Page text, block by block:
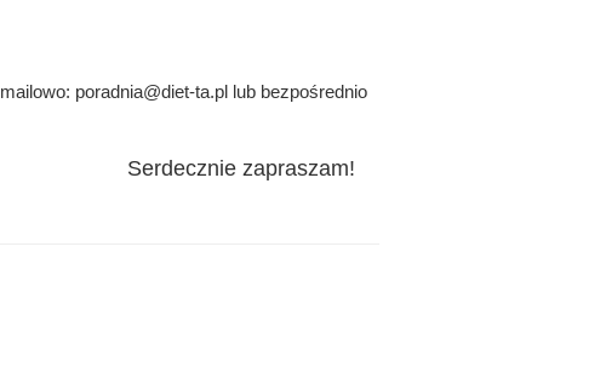
poradnia@diet-ta.pl lub bezpośrednio
Serdecznie zapraszam!